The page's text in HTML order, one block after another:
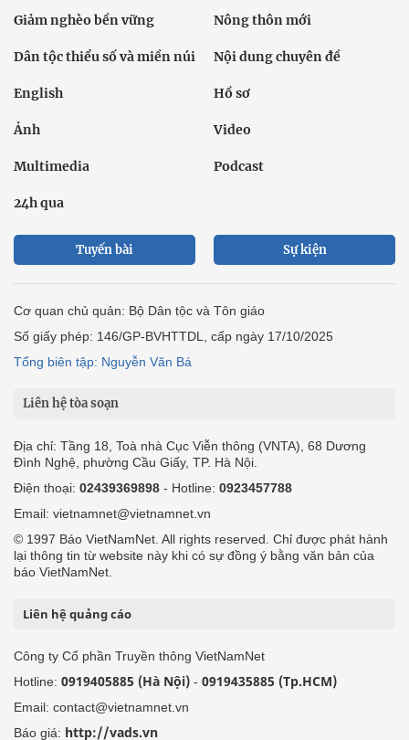
Giảm nghèo bền vững Nông thôn mới
Dân tộc thiểu số và miền núi Nội dung chuyên đề
English Hồ sơ
Ảnh Video
Multimedia Podcast
24h qua
Tuyến bài Sự kiện
Cơ quan chủ quản: Bộ Dân tộc và Tôn giáo
Số giấy phép: 146/GP-BVHTTDL, cấp ngày 17/10/2025
Tổng biên tập: Nguyễn Văn Bá
Liên hệ tòa soạn
Địa chỉ: Tầng 18, Toà nhà Cục Viễn thông (VNTA), 68 Dương
Đình Nghệ, phường Cầu Giấy, TP. Hà Nội.
Điện thoại: 02439369898 - Hotline: 0923457788
Email: vietnamnet@vietnamnet.vn
© 1997 Báo VietNamNet. All rights reserved. Chỉ được phát hành
lại thông tin từ website này khi có sự đồng ý bằng văn bản của
báo VietNamNet.
Liên hệ quảng cáo
Công ty Cổ phần Truyền thông VietNamNet
Hotline: 0919405885 (Hà Nội) - 0919435885 (Tp.HCM)
Email: contact@vietnamnet.vn
Báo giá: http://vads.vn